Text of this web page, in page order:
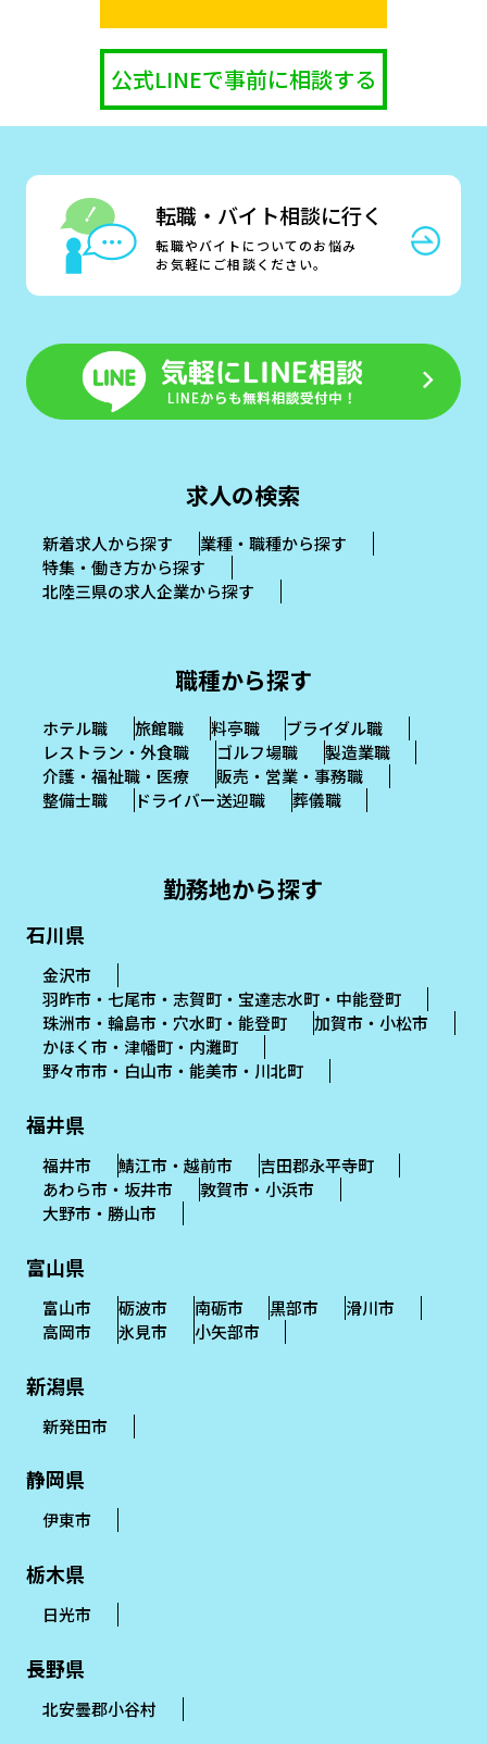
公式LINEで事前に相談する
転職・バイト相談に行く
転職やバイトについてのお悩み
お気軽にご相談ください。
求人の検索
新着求人から探す
業種・職種から探す
特集・働き方から探す
北陸三県の求人企業から探す
職種から探す
ホテル職 旅館職 料亭職
ブライダル職
レストラン・外食職
ゴルフ場職
製造業職
介護・福祉職・医療
販売・営業・事務職
整備士職
ドライバー送迎職 葬儀職
勤務地から探す
石川県
金沢市
羽昨市・七尾市・志賀町・宝達志水町・中能登町
珠洲市・輪島市・穴水町・能登町
加賀市・小松市
かほく市・津幡町・内灘町
野々市市・白山市・能美市・川北町
福井県
福井市 鯖江市・越前市
吉田郡永平寺町
あわら市・坂井市
敦賀市・小浜市
大野市・勝山市
富山県
富山市 砺波市 南砺市 黒部市
滑川市
高岡市
氷見市 小矢部市
新潟県
新発田市
静岡県
伊東市
栃木県
日光市
長野県
北安曇郡小谷村